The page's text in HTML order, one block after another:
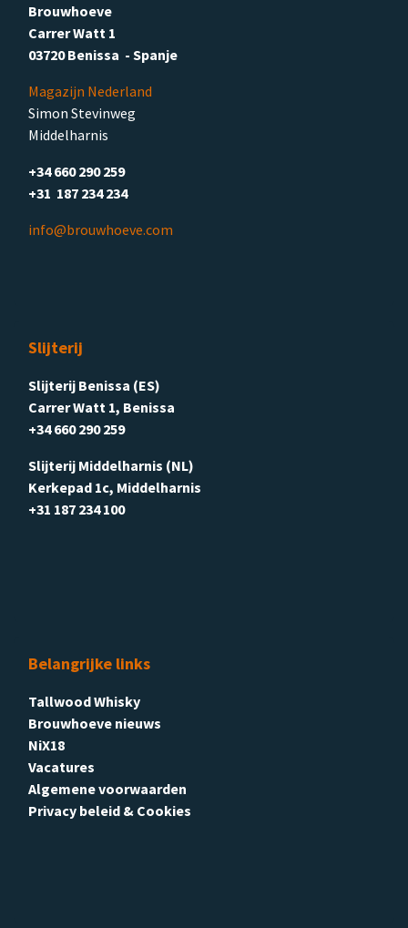
Brouwhoeve
Carrer Watt 1
03720 Benissa - Spanje
Magazijn Nederland
Simon Stevinweg
Middelharnis
+34 660 290 259
+31 187 234 234
info@brouwhoeve.com
Slijterij
Slijterij Benissa (ES)
Carrer Watt 1, Benissa
+34 660 290 259
Slijterij Middelharnis (NL)
Kerkepad 1c, Middelharnis
+31 187 234 100
Belangrijke links
Tallwood Whisky
Brouwhoeve nieuws
NiX18
Vacatures
Algemene voorwaarden
Privacy beleid & Cookies